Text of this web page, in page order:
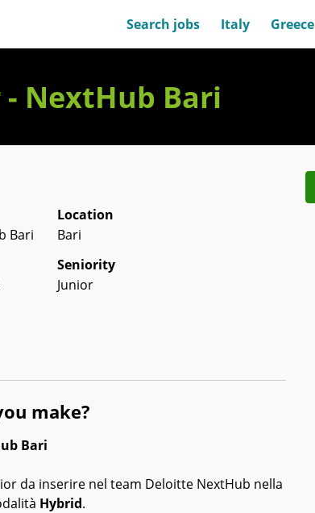
Search jobs Italy Greece
- NextHub Bari
Bari
Location
Bari
Seniority
Junior
make?
Bari
da inserire nel team Deloitte NextHub nella
Hybrid.